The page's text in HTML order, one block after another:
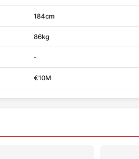
184cm
86kg
-
€10M